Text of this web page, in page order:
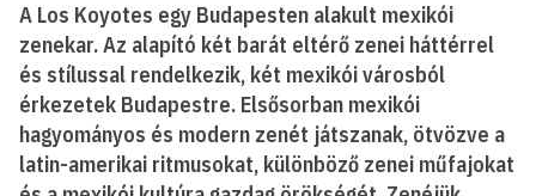
A Los Koyotes egy Budapesten alakult mexikói
zenekar. Az alapító két barát eltérő zenei háttérrel
és stílussal rendelkezik, két mexikói városból
érkezetek Budapestre. Elsősorban mexikói
hagyományos és modern zenét játszanak, ötvözve a
latin-amerikai ritmusokat, különböző zenei műfajokat